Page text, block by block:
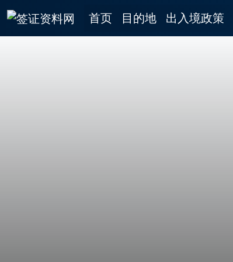
首页 目的地 出入境政策